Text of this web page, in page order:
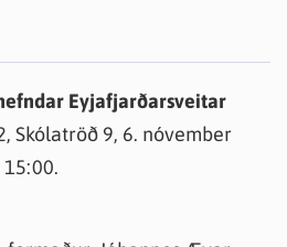
Eyjafjarðarsveitar
Skólatröð 9, 6. nóvember